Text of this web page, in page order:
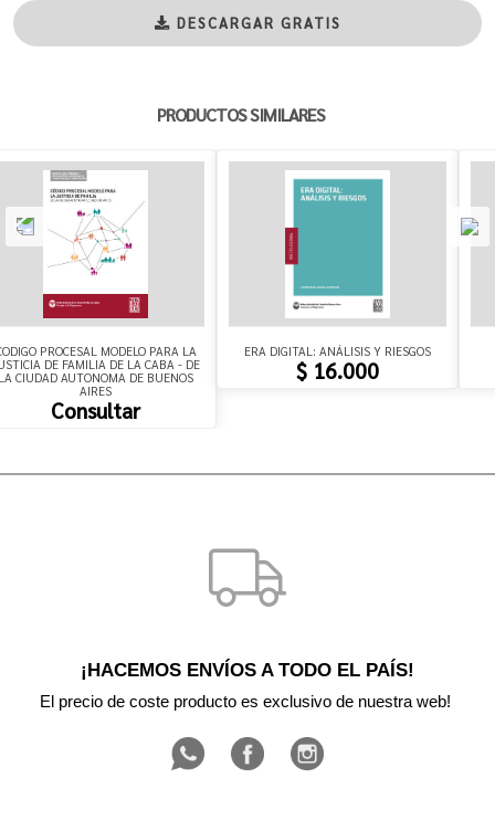
DESCARGAR GRATIS
PRODUCTOS SIMILARES
PROCESAL MODELO PARA LA
DE FAMILIA DE LA CABA - DE
CIUDAD AUTONOMA DE BUENOS
AIRES
Consultar
ERA DIGITAL: ANÁLISIS Y RIESGOS
$ 16.000
¡HACEMOS ENVÍOS A TODO EL PAÍS!
El precio de coste producto es exclusivo de nuestra web!